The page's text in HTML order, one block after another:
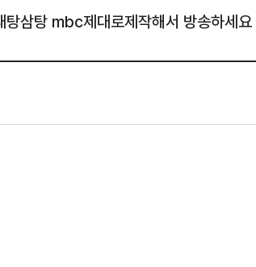
탕삼탕 mbc제대로제작해서 방송하세요